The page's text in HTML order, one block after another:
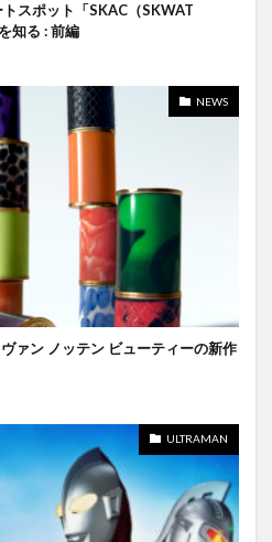
スポット「SKAC（SKWAT
知る : 前編
NEWS
ァン ノッテン ビューティーの新作
ULTRAMAN